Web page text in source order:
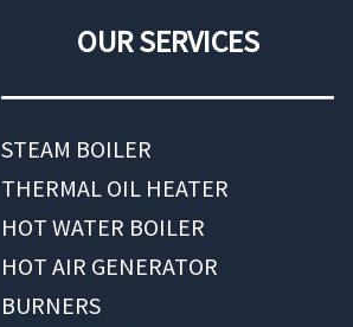
OUR SERVICES
STEAM BOILER
THERMAL OIL HEATER
HOT WATER BOILER
HOT AIR GENERATOR
BURNERS